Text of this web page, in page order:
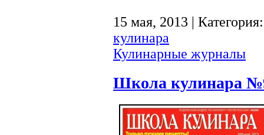
15 мая, 2013 |
кулинара
Кулинарные журналы
Школа кулинара